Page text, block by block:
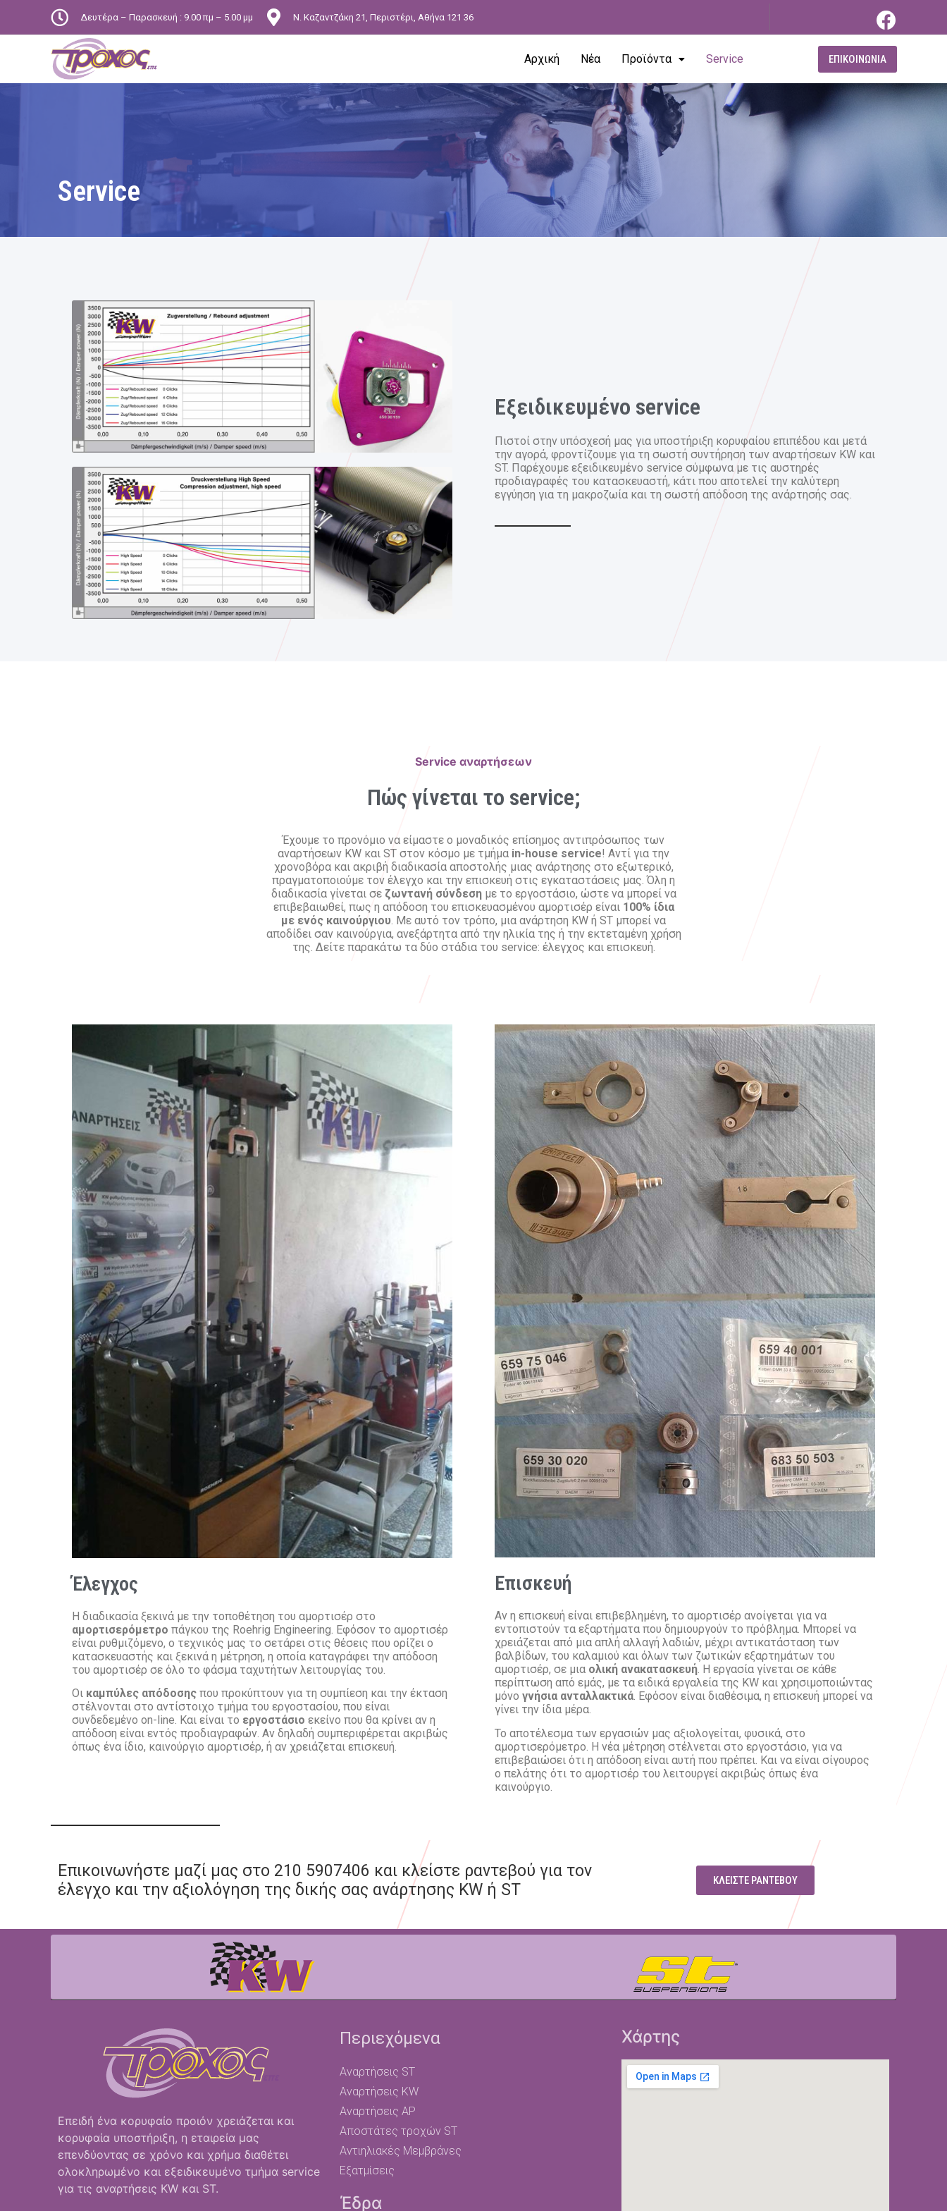
Δευτέρα – Παρασκευή : 9.00 πμ – 5.00 μμ Ν. Καζαντζάκη 21, Περιστέρι, Αθήνα 121 36
Αρχική Νέα Προϊόντα Service ΕΠΙΚΟΙΝΩΝΙΑ
Service
Εξειδικευμένο service
Πιστοί στην υπόσχεσή μας για υποστήριξη κορυφαίου επιπέδου και μετά
την αγορά, φροντίζουμε για τη σωστή συντήρηση των αναρτήσεων KW και
ST. Παρέχουμε εξειδικευμένο service σύμφωνα με τις αυστηρές
προδιαγραφές του κατασκευαστή, κάτι που αποτελεί την καλύτερη
εγγύηση για τη μακροζωία και τη σωστή απόδοση της ανάρτησής σας.
Service αναρτήσεων
Πώς γίνεται το service;
Έχουμε το προνόμιο να είμαστε ο μοναδικός επίσημος αντιπρόσωπος των
αναρτήσεων KW και ST στον κόσμο με τμήμα in-house service! Αντί για την
χρονοβόρα και ακριβή διαδικασία αποστολής μιας ανάρτησης στο εξωτερικό,
πραγματοποιούμε τον έλεγχο και την επισκευή στις εγκαταστάσεις μας. Όλη η
διαδικασία γίνεται σε ζωντανή σύνδεσημε το εργοστάσιο, ώστε να μπορεί να
επιβεβαιωθεί, πως η απόδοση του επισκευασμένου αμορτισέρ είναι 100% ίδια
με ενός καινούργιου. Με αυτό τον τρόπο, μια ανάρτηση KW ή ST μπορεί να
αποδίδει σαν καινούργια, ανεξάρτητα από την ηλικία της ή την εκτεταμένη χρήση
της. Δείτε παρακάτω τα δύο στάδια του service: έλεγχος και επισκευή.
Έλεγχος
Η διαδικασία ξεκινά με την τοποθέτηση του αμορτισέρ στο
αμορτισερόμετρο πάγκου της Roehrig Engineering. Εφόσον το αμορτισέρ
είναι ρυθμιζόμενο, ο τεχνικός μας το σετάρει στις θέσεις που ορίζει ο
κατασκευαστής και ξεκινά η μέτρηση, η οποία καταγράφει την απόδοση
του αμορτισέρ σε όλο το φάσμα ταχυτήτων λειτουργίας του.
Οι καμπύλες απόδοσης που προκύπτουν για τη συμπίεση και την έκταση
στέλνονται στο αντίστοιχο τμήμα του εργοστασίου, που είναι
συνδεδεμένο on-line. Και είναι το εργοστάσιο εκείνο που θα κρίνει αν η
απόδοση είναι εντός προδιαγραφών. Αν δηλαδή συμπεριφέρεται ακριβώς
όπως ένα ίδιο, καινούργιο αμορτισέρ, ή αν χρειάζεται επισκευή.
Επισκευή
Αν η επισκευή είναι επιβεβλημένη, το αμορτισέρ ανοίγεται για να
εντοπιστούν τα εξαρτήματα που δημιουργούν το πρόβλημα. Μπορεί να
χρειάζεται από μια απλή αλλαγή λαδιών, μέχρι αντικατάσταση των
βαλβίδων, του καλαμιού και όλων των ζωτικών εξαρτημάτων του
αμορτισέρ, σε μια ολική ανακατασκευή. Η εργασία γίνεται σε κάθε
περίπτωση από εμάς, με τα ειδικά εργαλεία της KW και χρησιμοποιώντας
μόνο γνήσια ανταλλακτικά. Εφόσον είναι διαθέσιμα, η επισκευή μπορεί να
γίνει την ίδια μέρα.
Το αποτέλεσμα των εργασιών μας αξιολογείται, φυσικά, στο
αμορτισερόμετρο. Η νέα μέτρηση στέλνεται στο εργοστάσιο, για να
επιβεβαιώσει ότι η απόδοση είναι αυτή που πρέπει. Και να είναι σίγουρος
ο πελάτης ότι το αμορτισέρ του λειτουργεί ακριβώς όπως ένα
καινούργιο.
Επικοινωνήστε μαζί μας στο 210 5907406 και κλείστε ραντεβού για τον
έλεγχο και την αξιολόγηση της δικής σας ανάρτησης KW ή ST
ΚΛΕΊΣΤΕ ΡΑΝΤΕΒΟΎ
Επειδή ένα κορυφαίο προιόν χρειάζεται και
κορυφαία υποστήριξη, η εταιρεία μας
επενδύοντας σε χρόνο και χρήμα διαθέτει
ολοκληρωμένο και εξειδικευμένο τμήμα service
για τις αναρτήσεις KW και ST.
Περιεχόμενα
Αναρτήσεις ST
Αναρτήσεις KW
Αναρτήσεις AP
Αποστάτες τροχών ST
Αντιηλιακές Μεμβράνες
Εξατμίσεις
Έδρα
Χάρτης